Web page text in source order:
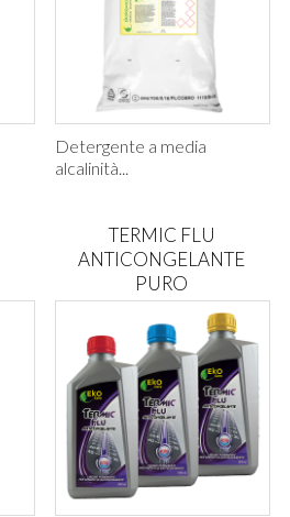
Detergente a media
alcalinità...
TERMIC FLU
ANTICONGELANTE
PURO